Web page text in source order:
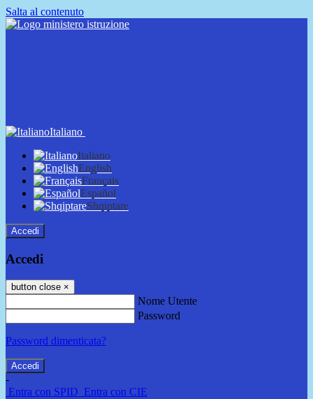
Salta al contenuto
Italiano
Italiano
English
Français
Español
Shqiptare
Accedi
Accedi
button close ×
Nome Utente
Password
Password dimenticata?
-
Entra con SPID Entra con CIE